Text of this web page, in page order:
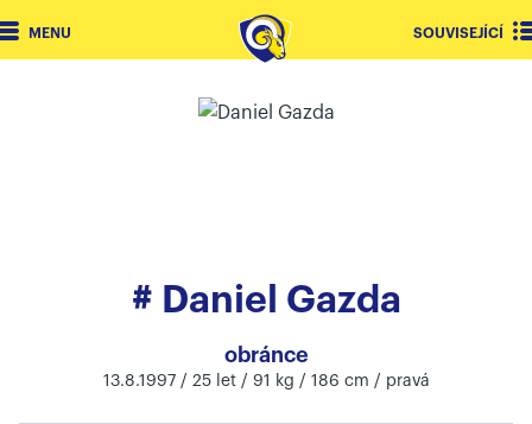
MENU SOUVISEJÍCÍ
# Daniel Gazda
obránce
13.8.1997 / 25 let / 91 kg / 186 cm / pravá